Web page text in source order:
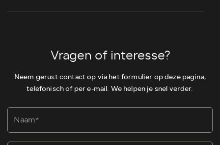
Vragen of interesse?
Neem gerust contact op via het formulier op deze pagina,
telefonisch of per e-mail. We helpen je snel verder.